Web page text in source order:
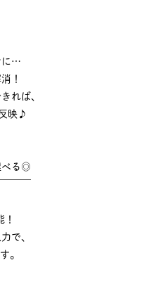
に…
！
れば、
映♪
べる◎
で、
。